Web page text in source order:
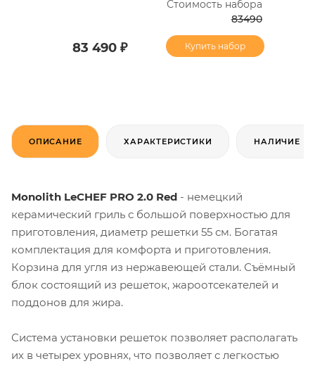
Стоимость набора
83490
83 490 ₽ Купить набор
ОПИСАНИЕ ХАРАКТЕРИСТИКИ НАЛИЧИЕ
Monolith LeCHEF PRO 2.0 Red - немецкий
керамический гриль с большой поверхностью для
приготовления, диаметр решетки 55 см. Богатая
комплектация для комфорта и приготовления.
Корзина для угля из нержавеющей стали. Съёмный
блок состоящий из решеток, жароотсекателей и
поддонов для жира.
Система установки решеток позволяет располагать
их в четырех уровнях, что позволяет с легкостью